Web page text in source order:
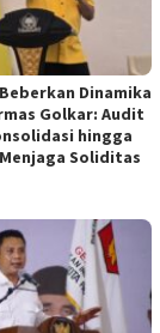
Dinamika
Golkar: Audit
hingga
Soliditas